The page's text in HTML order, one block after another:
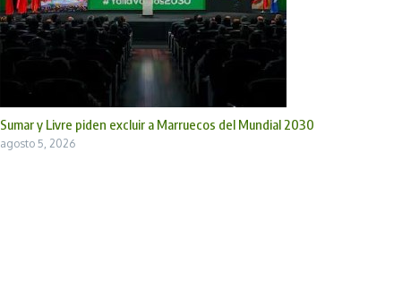
Sumar y Livre piden excluir a Marruecos del Mundial 2030
agosto 5, 2026